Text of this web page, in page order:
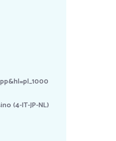
(4-IT-JP-NL)